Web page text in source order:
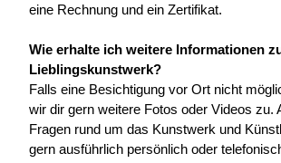
eine Rechnung und ein Zertifikat.
Wie erhalte ich weitere Informationen
Lieblingskunstwerk?
Falls eine Besichtigung vor Ort nicht
wir dir gern weitere Fotos oder Videos zu.
Fragen rund um das Kunstwerk und
gern ausführlich persönlich oder